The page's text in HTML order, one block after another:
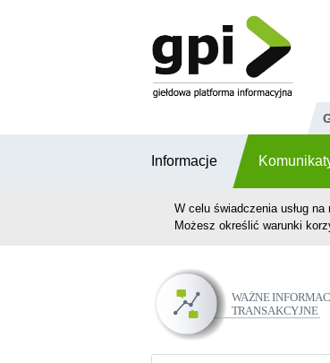
Informacje
W celu świadczenia usług
Możesz określić warunki
Ważne